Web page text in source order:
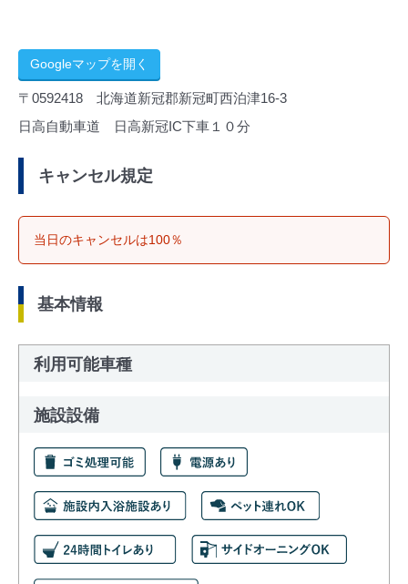
Googleマップを開く
〒0592418 北海道新冠郡新冠町西泊津16-3
日高自動車道 日高新冠IC下車１０分
キャンセル規定
当日のキャンセルは100％
基本情報
利用可能車種
施設設備